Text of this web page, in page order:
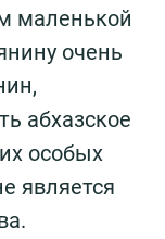
маленькой
очень
абхазское
особых
является